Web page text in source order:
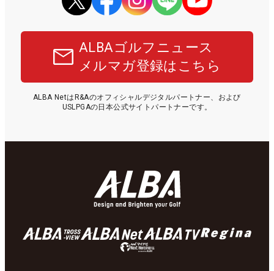
ALBAゴルフニュース
メルマガ登録はこちら
ALBA NetはR&Aのオフィシャルデジタルパートナー、および
USLPGAの日本公式サイトパートナーです。